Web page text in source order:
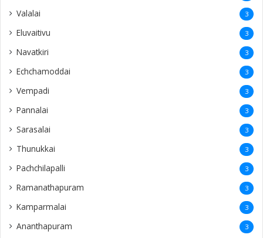
Valalai 3
Eluvaitivu 3
Navatkiri 3
Echchamoddai 3
Vempadi 3
Pannalai 3
Sarasalai 3
Thunukkai 3
Pachchilapalli 3
Ramanathapuram 3
Kamparmalai 3
Ananthapuram 3